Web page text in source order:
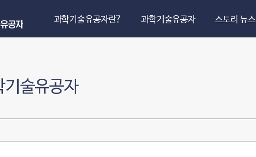
과학기술유공자란? 과학기술유공자 스토리 뉴스
기술유공자